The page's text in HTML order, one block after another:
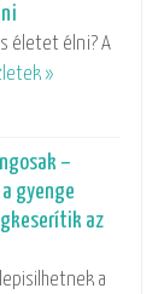
életet élni? A
»
–
gyenge
az
a